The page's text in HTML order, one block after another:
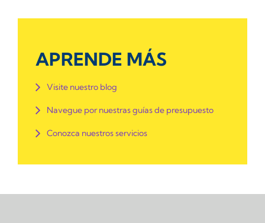
APRENDE MÁS
Visite nuestro blog
Navegue por nuestras guías de presupuesto
Conozca nuestros servicios